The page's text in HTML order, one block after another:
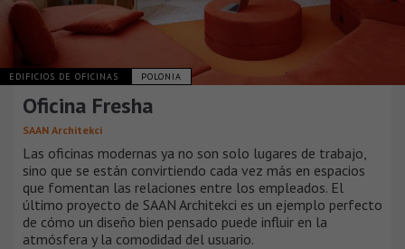
EDIFICIOS DE OFICINAS POLONIA
Oficina Fresha
SAAN Architekci
Las oficinas modernas ya no son solo lugares de trabajo,
sino que se están convirtiendo cada vez más en espacios
que fomentan las relaciones entre los empleados. El
último proyecto de SAAN Architekci es un ejemplo perfecto
de cómo un diseño bien pensado puede influir en la
atmósfera y la comodidad del usuario.